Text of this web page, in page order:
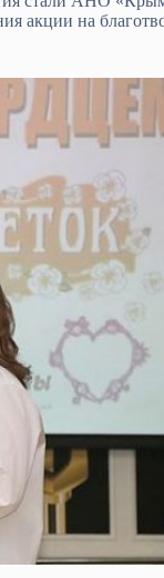
акции на